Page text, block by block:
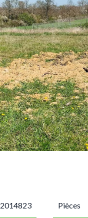
2014823 Pièces